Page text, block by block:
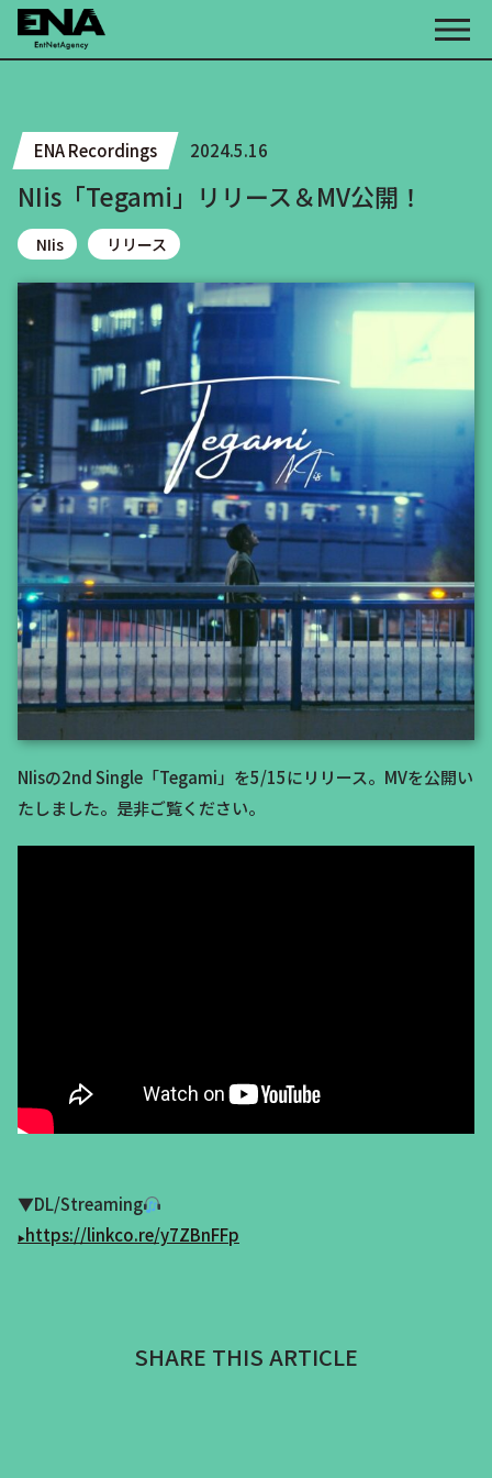
ENA Recordings 2024.5.16
NIis「Tegami」リリース＆MV公開！
NIis リリース
NIisの2nd Single「Tegami」を5/15にリリース。MVを公開い
たしました。是非ご覧ください。
▼NIis – Tegami (Official Music Video)
▼DL/Streaming
https://linkco.re/y7ZBnFFp
SHARE THIS ARTICLE